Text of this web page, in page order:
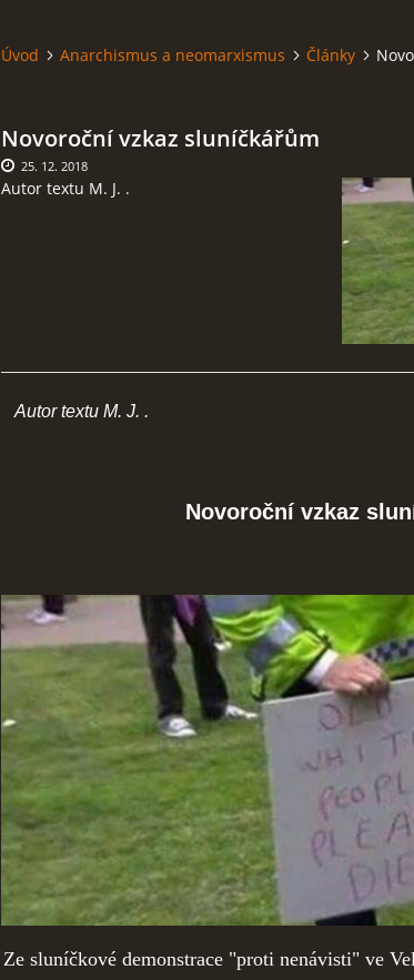
Úvod Anarchismus a neomarxismus Články
Novoroční vzkaz sluníčkářům
Autor textu M. J. .
25. 12. 2018
Autor textu M. J. .
Novoroční vzkaz
Ze sluníčkové demonstrace "proti nenávisti" ve